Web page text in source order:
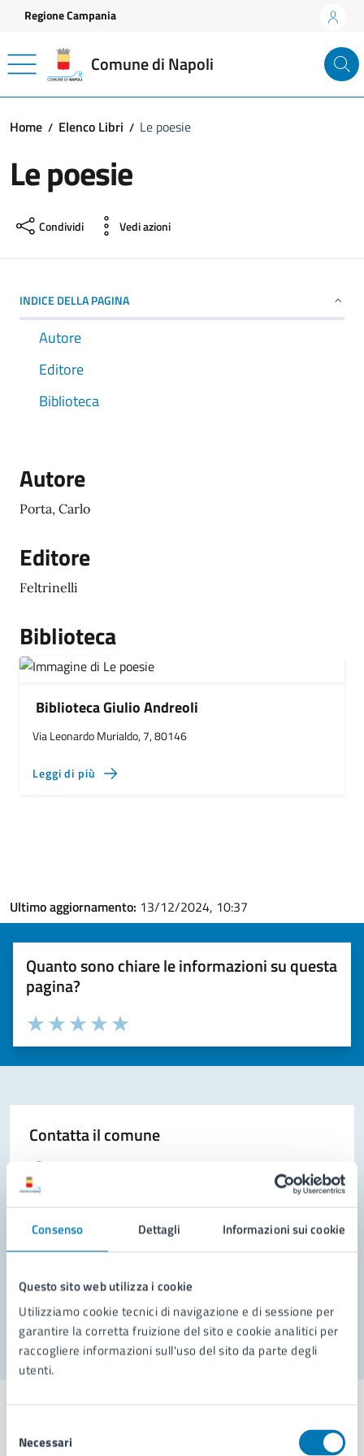
Consenso Dettagli Informazioni sui cookie
Questo sito web utilizza i cookie
Utilizziamo cookie tecnici di navigazione e di sessione per
garantire la corretta fruizione del sito e cookie analitici per
raccogliere informazioni sull'uso del sito da parte degli
utenti.
delNecessari
Vai ai contenuti
Vai al footer
Regione Campania
Comune di Napoli
Home Elenco Libri Le poesie
Le poesie
Condividi Vedi azioni
INDICE DELLA PAGINA
Autore
Editore
Biblioteca
Autore
Porta, Carlo
Editore
Feltrinelli
Biblioteca
Biblioteca Giulio Andreoli
Via Leonardo Murialdo, 7, 80146
Leggi di più
Ultimo aggiornamento: 13/12/2024, 10:37
Quanto sono chiare le informazioni su questa
pagina?
Valuta la chiarezza delle informazioni (da 1 a 5 stelle)
Seleziona il numero di stelle per valutare la chiarezza delle
Valuta 5 stelle su 5
Valuta 4 stelle su 5
Valuta 3 stelle su 5
Valuta 2 stelle su 5
Valuta 1 stelle su 5
Contatta il comune
Prenota appuntamento
Problemi in città
Segnala disservizio